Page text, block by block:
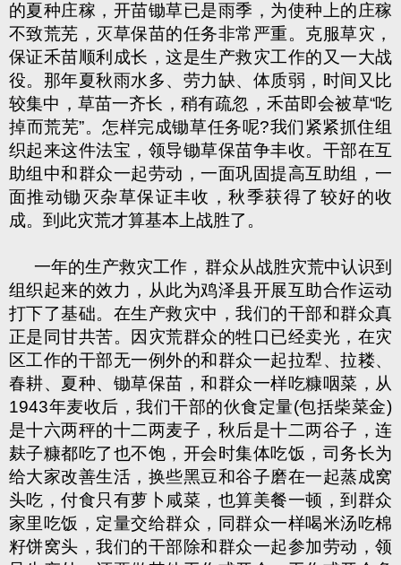
的夏种庄稼，开苗锄草已是雨季，为使种上的庄稼
不致荒芜，灭草保苗的任务非常严重。克服草灾，
保证禾苗顺利成长，这是生产救灾工作的又一大战
役。那年夏秋雨水多、劳力缺、体质弱，时间又比
较集中，草苗一齐长，稍有疏忽，禾苗即会被草“吃
掉而荒芜”。怎样完成锄草任务呢?我们紧紧抓住组
织起来这件法宝，领导锄草保苗争丰收。干部在互
助组中和群众一起劳动，一面巩固提高互助组，一
面推动锄灭杂草保证丰收，秋季获得了较好的收
成。到此灾荒才算基本上战胜了。
一年的生产救灾工作，群众从战胜灾荒中认识到
组织起来的效力，从此为鸡泽县开展互助合作运动
打下了基础。在生产救灾中，我们的干部和群众真
正是同甘共苦。因灾荒群众的牲口已经卖光，在灾
区工作的干部无一例外的和群众一起拉犁、拉耧、
春耕、夏种、锄草保苗，和群众一样吃糠咽菜，从
1943年麦收后，我们干部的伙食定量(包括柴菜金)
是十六两秤的十二两麦子，秋后是十二两谷子，连
麸子糠都吃了也不饱，开会时集体吃饭，司务长为
给大家改善生活，换些黑豆和谷子磨在一起蒸成窝
头吃，付食只有萝卜咸菜，也算美餐一顿，到群众
家里吃饭，定量交给群众，同群众一样喝米汤吃棉
籽饼窝头，我们的干部除和群众一起参加劳动，领